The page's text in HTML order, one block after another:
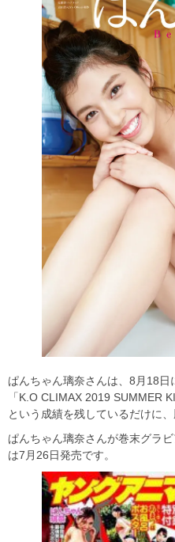
ぱんちゃん璃奈さんは、8月18日
「K.O CLIMAX 2019 SUMMER
という成績を残しているだけに
ぱんちゃん璃奈さんが巻末グラ
は7月26日発売です。